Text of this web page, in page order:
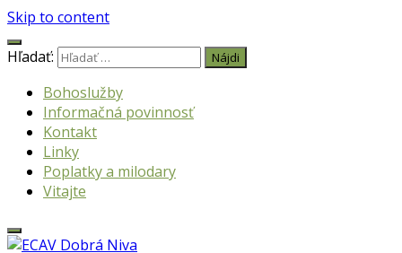
Skip to content
Hľadať:
Bohoslužby
Informačná povinnosť
Kontakt
Linky
Poplatky a milodary
Vitajte